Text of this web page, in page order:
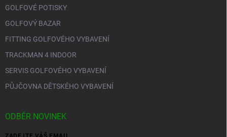
GOLFOVÉ POTISKY
GOLFOVÝ BAZAR
FITTING GOLFOVÉHO VYBAVENÍ
TRACKMAN 4 INDOOR
SERVIS GOLFOVÉHO VYBAVENÍ
PŮJČOVNA DĚTSKÉHO VYBAVENÍ
ODBĚR NOVINEK